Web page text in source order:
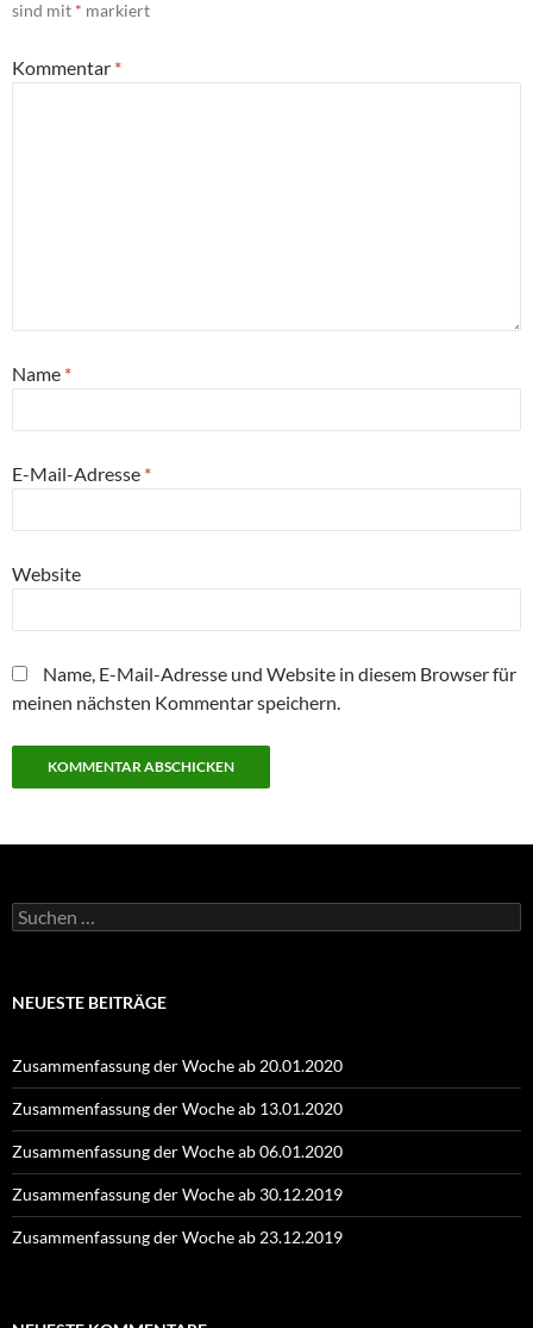
sind mit * markiert
Kommentar *
Name *
E-Mail-Adresse *
Website
Name, E-Mail-Adresse und Website in diesem Browser für
meinen nächsten Kommentar speichern.
Suchen
nach:
NEUESTE BEITRÄGE
Zusammenfassung der Woche ab 20.01.2020
Zusammenfassung der Woche ab 13.01.2020
Zusammenfassung der Woche ab 06.01.2020
Zusammenfassung der Woche ab 30.12.2019
Zusammenfassung der Woche ab 23.12.2019